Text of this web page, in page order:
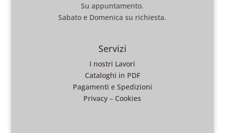
Su appuntamento.
Sabato e Domenica su richiesta.
Servizi
I nostri Lavori
Cataloghi in PDF
Pagamenti e Spedizioni
Privacy – Cookies